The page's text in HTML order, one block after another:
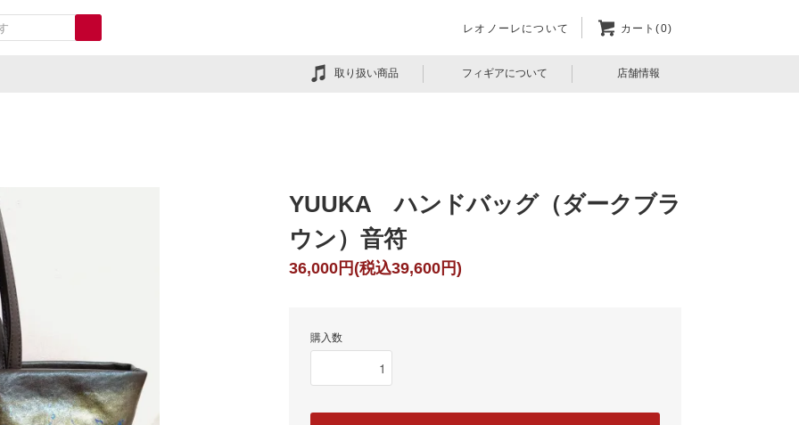
レオノーレについて カート(0)
取り扱い商品 フィギアについて 店舗情報
YUUKA ハンドバッグ（ダークブラ
ウン）音符
36,000円(税込39,600円)
購入数